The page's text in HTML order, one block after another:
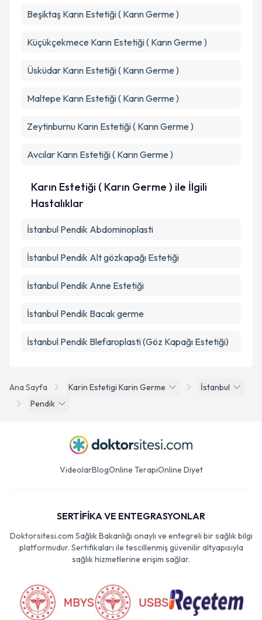
Ana Sayfa Karin Estetigi Karin Germe
İstanbul
Pendik
Beşiktaş Karın Estetiği ( Karın Germe )
Küçükçekmece Karın Estetiği ( Karın Germe )
Üsküdar Karın Estetiği ( Karın Germe )
Maltepe Karın Estetiği ( Karın Germe )
Zeytinburnu Karın Estetiği ( Karın Germe )
Avcılar Karın Estetiği ( Karın Germe )
Karın Estetiği ( Karın Germe ) ile İlgili
Hastalıklar
İstanbul Pendik Abdominoplasti
İstanbul Pendik Alt gözkapağı Estetiği
İstanbul Pendik Anne Estetiği
İstanbul Pendik Bacak germe
İstanbul Pendik Blefaroplasti (Göz Kapağı Estetiği)
VideolarBlogOnline TerapiOnline Diyet
SERTİFİKA VE ENTEGRASYONLAR
Doktorsitesi.com Sağlık Bakanlığı onaylı ve entegreli bir sağlık bilgi
platformudur. Sertifikaları ile tescillenmiş güvenilir altyapısıyla
sağlık hizmetlerine erişim sağlar.